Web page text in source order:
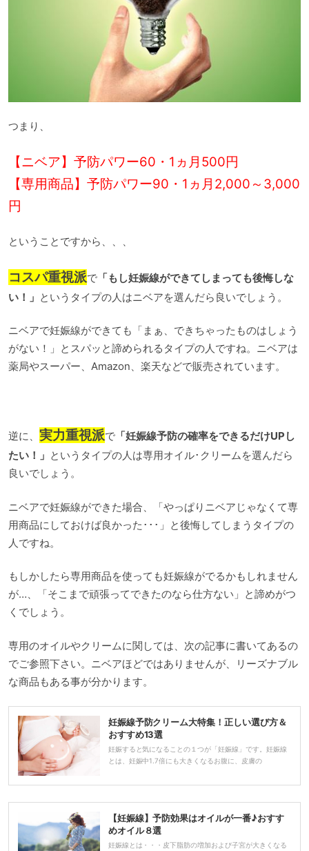
つまり、
【ニベア】予防パワー60・1ヵ月500円
【専用商品】予防パワー90・1ヵ月2,000～3,000
円
ということですから、、、
コスパ重視派で「もし妊娠線ができてしまっても後悔しな
い！」 というタイプの人はニベアを選んだら良いでしょう。
ニベアで妊娠線ができても「まぁ、できちゃったものはしょう
がない！」とスパッと諦められるタイプの人ですね。ニベアは
薬局やスーパー、Amazon、楽天などで販売されています。
逆に、 実力重視派で「妊娠線予防の確率をできるだけUPし
たい！」 というタイプの人は専用オイル･クリームを選んだら
良いでしょう。
ニベアで妊娠線ができた場合、「やっぱりニベアじゃなくて専
用商品にしておけば良かった･･･」と後悔してしまうタイプの
人ですね。
もしかしたら専用商品を使っても妊娠線がでるかもしれません
が…、「そこまで頑張ってできたのなら仕方ない」と諦めがつ
くでしょう。
専用のオイルやクリームに関しては、次の記事に書いてあるの
でご参照下さい。ニベアほどではありませんが、リーズナブル
な商品もある事が分かります。
妊娠線予防クリーム大特集！正しい選び方＆
おすすめ13選
妊娠すると気になることの１つが「妊娠線」です。妊娠線
とは、妊娠中1.7倍にも大きくなるお腹に、皮膚の
【妊娠線】予防効果はオイルが一番♪おすす
めオイル８選
妊娠線とは・・・皮下脂肪の増加および子宮が大きくなる